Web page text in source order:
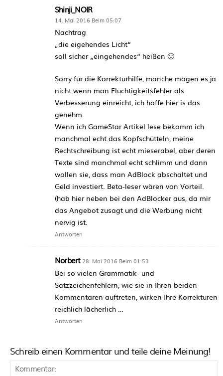
Shinji_NOIR
14. Mai 2016 Beim 05:07
Nachtrag
„die eigehendes Licht“
soll sicher „eingehendes“ heißen 🙂
Sorry für die Korrekturhilfe, manche mögen es ja
nicht wenn man Flüchtigkeitsfehler als
Verbesserung einreicht, ich hoffe hier is das
genehm.
Wenn ich GameStar Artikel lese bekomm ich
manchmal echt das Kopfschütteln, meine
Rechtschreibung ist echt mieserabel, aber deren
Texte sind manchmal echt schlimm und dann
wollen sie, dass man AdBlock abschaltet und
Geld investiert. Beta-leser wären von Vorteil.
(hab hier neben bei den AdBlocker aus, da mir
das Angebot zusagt und die Werbung nicht
nervig ist.
Antworten
Norbert 28. Mai 2016 Beim 01:53
Bei so vielen Grammatik- und
Satzzeichenfehlern, wie sie in Ihren beiden
Kommentaren auftreten, wirken Ihre Korrekturen
reichlich lächerlich …
Antworten
Schreib einen Kommentar und teile deine Meinung!